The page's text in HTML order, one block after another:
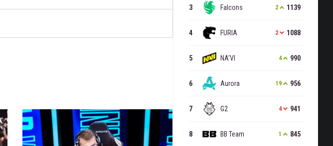
Falcons 2 1139
FURIA 2 1088
NA'VI 4 990
Aurora 19 956
G2 4 941
BB Team 1 845